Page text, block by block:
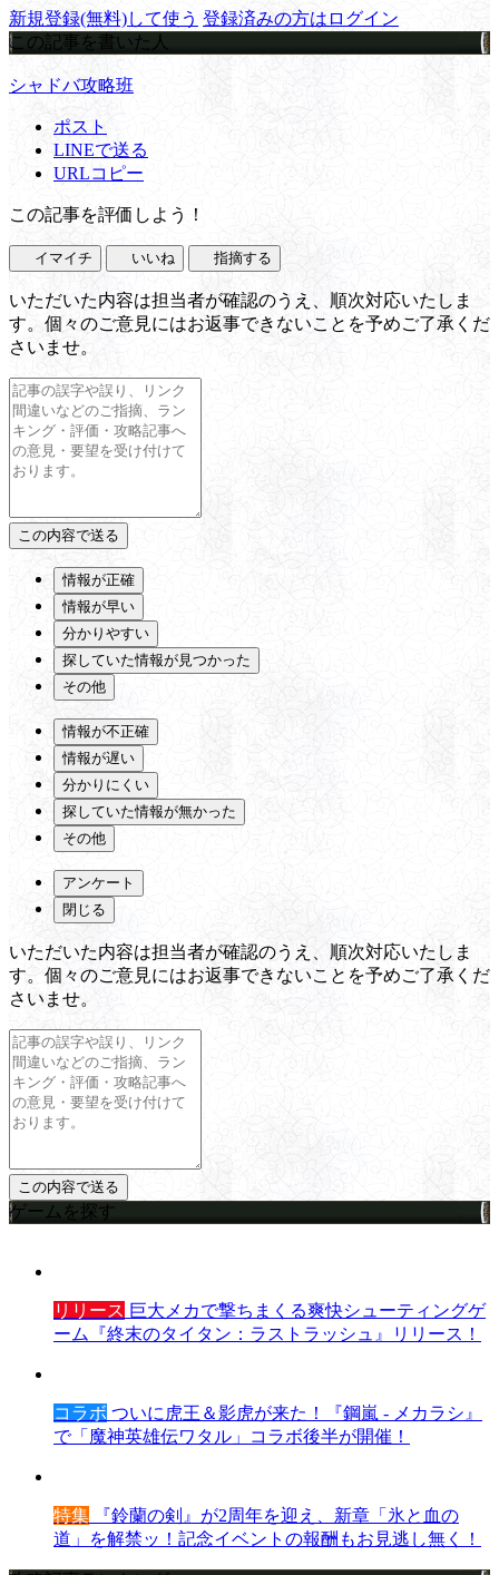
新規登録(無料)して使う 登録済みの方はログイン
この記事を書いた人
シャドバ攻略班
ポスト
LINEで送る
URLコピー
この記事を評価しよう！
イマイチ いいね 指摘する
いただいた内容は担当者が確認のうえ、順次対応いたしま
す。個々のご意見にはお返事できないことを予めご了承くだ
さいませ。
情報が正確
情報が早い
分かりやすい
探していた情報が見つかった
その他
情報が不正確
情報が遅い
分かりにくい
探していた情報が無かった
その他
アンケート
閉じる
いただいた内容は担当者が確認のうえ、順次対応いたしま
す。個々のご意見にはお返事できないことを予めご了承くだ
さいませ。
ゲームを探す
リリース 巨大メカで撃ちまくる爽快シューティングゲ
ーム『終末のタイタン：ラストラッシュ』リリース！
コラボ ついに虎王＆影虎が来た！『鋼嵐 - メカラシ』
で「魔神英雄伝ワタル」コラボ後半が開催！
特集 『鈴蘭の剣』が2周年を迎え、新章「氷と血の
道」を解禁ッ！記念イベントの報酬もお見逃し無く！